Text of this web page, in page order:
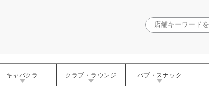
キャバクラ クラブ・ラウンジ パブ・スナック